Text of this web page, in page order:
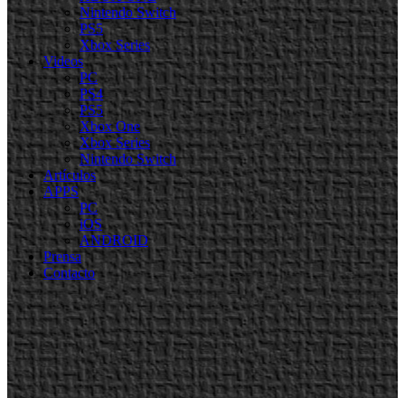
Nintendo Switch
PS5
Xbox Series
Videos
PC
PS4
PS5
Xbox One
Xbox Series
Nintendo Switch
Artículos
APPS
PC
iOS
ANDROID
Prensa
Contacto